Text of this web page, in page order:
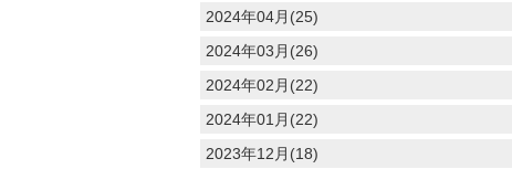
2024年04月(25)
2024年03月(26)
2024年02月(22)
2024年01月(22)
2023年12月(18)